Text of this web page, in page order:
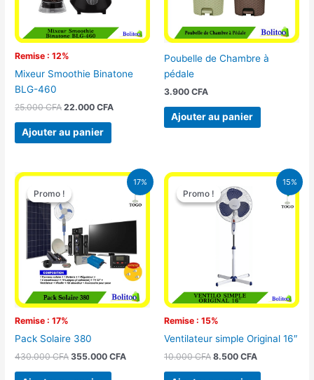
Remise : 12%
Mixeur Smoothie Binatone
BLG-460
25.000CFA 22.000CFA
Ajouter au panier
Poubelle de Chambre à
pédale
3.900 CFA
Ajouter au panier
17%
Promo !
Remise : 17%
Promo !
Pack Solaire 380
430.000CFA
Le
initial
était :
430.000 CFA.
355.000CFA
Le
prix
actuel
355.000 CFA.
15%
Promo !
Remise : 15%
Promo !
Ventilateur simple Original 16″
10.000CFA
Le
prix
initial
était :
10.000 CFA.
8.500 CFA
Le